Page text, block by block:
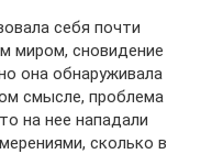
себя почти
миром, сновидение
она обнаруживала
смысле, проблема
на нее нападали
сколько в